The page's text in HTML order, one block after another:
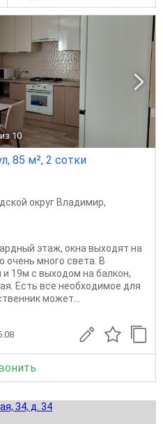
из 10
85 м², 2 сотки
округ Владимир,
этаж, окна выходят на
очень много света. В
19м с выходом на балкон,
Есть все необходимое для
может...